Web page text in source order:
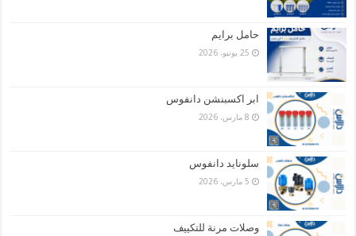
حامل برايم
25 يونيو، 2026
ابر اكسبنشن دانفوس
8 مارس، 2026
سلونايد دانفوس
5 مارس، 2026
وصلات مرنة للتكييف